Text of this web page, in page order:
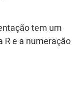
tem um
R e a numeração